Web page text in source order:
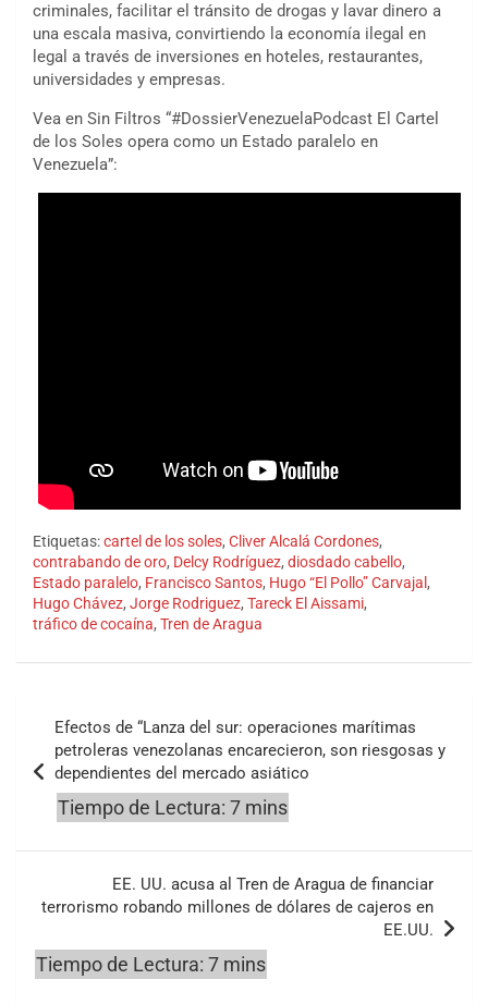
criminales, facilitar el tránsito de drogas y lavar dinero a
una escala masiva, convirtiendo la economía ilegal en
legal a través de inversiones en hoteles, restaurantes,
universidades y empresas.
Vea en Sin Filtros “#DossierVenezuelaPodcast El Cartel
de los Soles opera como un Estado paralelo en
Venezuela”:
Etiquetas:cartel de los soles, Cliver Alcalá Cordones,
contrabando de oro, Delcy Rodríguez, diosdado cabello,
Estado paralelo, Francisco Santos, Hugo “El Pollo” Carvajal ,
Hugo Chávez, Jorge Rodriguez, Tareck El Aissami,
tráfico de cocaína, Tren de Aragua
entradas
Efectos de “Lanza del sur: operaciones marítimas
petroleras venezolanas encarecieron, son riesgosas y
dependientes del mercado asiático
EE. UU. acusa al Tren de Aragua de financiar
terrorismo robando millones de dólares de cajeros en
EE.UU.